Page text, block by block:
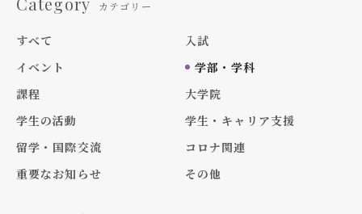
カテゴリー
すべて
入試
イベント
学部・学科
課程
大学院
学生の活動
学生・キャリア支援
留学・国際交流
コロナ関連
重要なお知らせ
その他